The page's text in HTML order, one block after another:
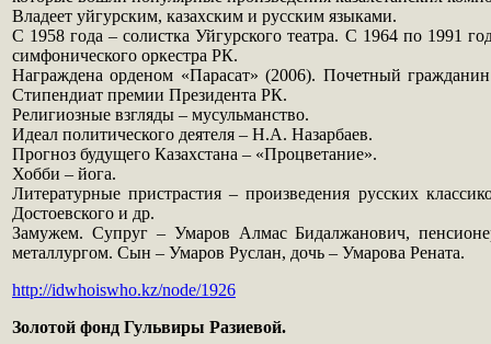
Владеет уйгурским, казахским и русским языками.
С 1958 года – солистка Уйгурского театра. С 1964 по 1991
симфонического оркестра РК.
Награждена орденом «Парасат» (2006). Почетный
Стипендиат премии Президента РК.
Религиозные взгляды – мусульманство.
Идеал политического деятеля – Н.А. Назарбаев.
Прогноз будущего Казахстана – «Процветание».
Хобби – йога.
Литературные пристрастия – произведения русских
Достоевского и др.
Замужем. Супруг – Умаров Алмас Бидалжанович,
металлургом. Сын – Умаров Руслан, дочь – Умарова Рената.
http://idwhoiswho.kz/node/1926
Золотой фонд Гульвиры Разиевой.